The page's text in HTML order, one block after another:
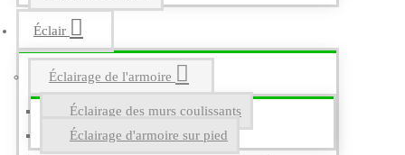
Éclair
Éclairage de l'armoire
Éclairage des murs coulissants
Éclairage d'armoire sur pied